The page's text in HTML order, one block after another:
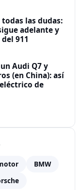
las dudas:
adelante y
911
Audi Q7 y
(en China): así
de
BMW